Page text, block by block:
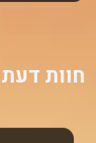
חוות דעת